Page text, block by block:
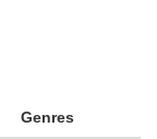
Genres